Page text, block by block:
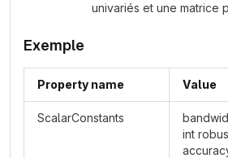
univariés et une matrice
Exemple
Property name Value
ScalarConstants
int